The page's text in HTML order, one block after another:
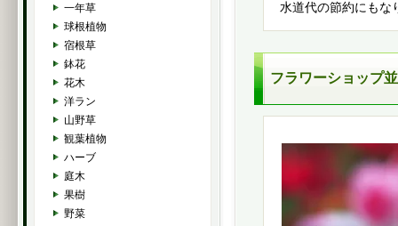
水道代の節約にもな
フラワーショップ
一年草
球根植物
宿根草
鉢花
花木
洋ラン
山野草
観葉植物
ハーブ
庭木
果樹
野菜